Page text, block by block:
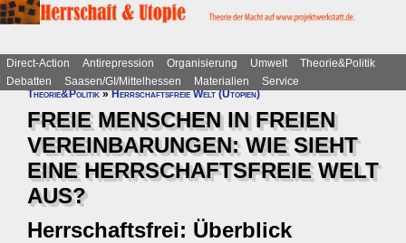
Direct-Action Antirepression Organisierung Umwelt
Theorie&Politik
Debatten
Saasen/GI/Mittelhessen Materialien
Service
Theorie&Politik»Herrschaftsfreie Welt (Utopien)
FREIE MENSCHEN IN FREIEN
VEREINBARUNGEN: WIE SIEHT
EINE HERRSCHAFTSFREIE WELT
AUS?
Herrschaftsfrei: Überblick